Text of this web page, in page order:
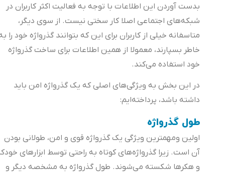
بدست آوردن این اطلاعات با توجه به فعالیت اکثر کاربران در
شبکه‌های اجتماعی اصلا کار سختی نیست. از سوی دیگر،
متاسفانه خیلی از کاربران برای این که بتوانند گذرواژه خود را به
خاطر بسپارند، معمولا از همین اطلاعات برای ساخت گذرواژه
خود استفاده می‌کند.
در این بخش به ویژگی‌های اصلی که یک گذرواژه امن باید
داشته باشد، پرداخته‌ایم:
طول گذرواژه
اولین ومهمترین ویژگی یک گذرواژه قوی و امن، طولانی بودن
آن است. زیرا گذرواژه‌های کوتاه به راحتی توسط ابزارهای خودکار
و هکرها شکسته می‌شوند. طول گذرواژه‌ به مشخصه دیگر و